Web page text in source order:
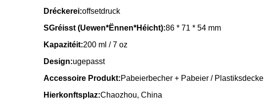
Dréckerei:offsetdruck
SGréisst (Uewen*Ënnen*Héicht):86 * 71 * 54 mm
Kapazitéit:200 ml / 7 oz
Design:ugepasst
Accessoire Produkt:Pabeierbecher + Pabeier / Plastiksdeckel
Hierkonftsplaz:Chaozhou, China